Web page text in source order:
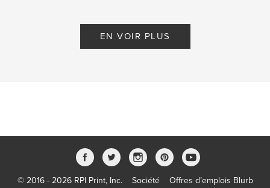
EN VOIR PLUS
© 2016 - 2026 RPI Print, Inc. Société Offres d’emplois Blurb